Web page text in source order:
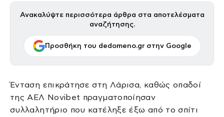
Ανακαλύψτε περισσότερα άρθρα στα αποτελέσματα
αναζήτησης.
Προσθήκη του dedomeno.gr στην Google
Ένταση επικράτησε στη Λάρισα, καθώς οπαδοί
της ΑΕΛ Novibet πραγματοποίησαν
συλλαλητήριο που κατέληξε έξω από το σπίτι